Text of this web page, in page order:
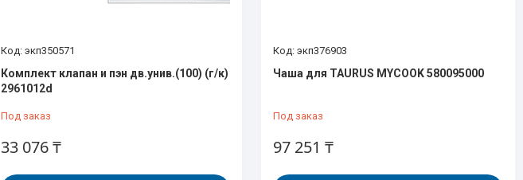
экп350571
Комплект клапан и пэн дв.унив.(100) (г/к)
2961012d
Под заказ
33 076 ₸
экп376903
Чаша для TAURUS MYCOOK 580095000
Под заказ
97 251 ₸